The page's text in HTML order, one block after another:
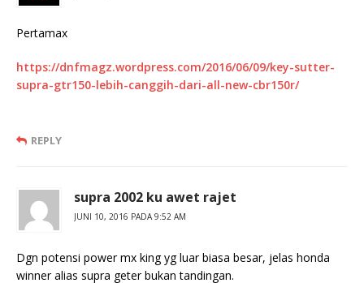
Pertamax
https://dnfmagz.wordpress.com/2016/06/09/key-sutter-
supra-gtr150-lebih-canggih-dari-all-new-cbr150r/
REPLY
supra 2002 ku awet rajet
JUNI 10, 2016 PADA 9:52 AM
Dgn potensi power mx king yg luar biasa besar, jelas honda
winner alias supra geter bukan tandingan.